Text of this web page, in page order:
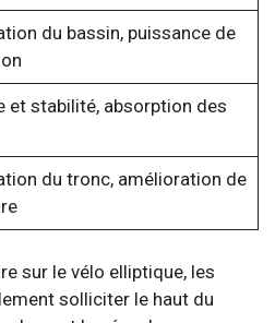
du bassin, puissance de
et stabilité, absorption des
du tronc, amélioration de
sur le vélo elliptique, les
solliciter le haut du